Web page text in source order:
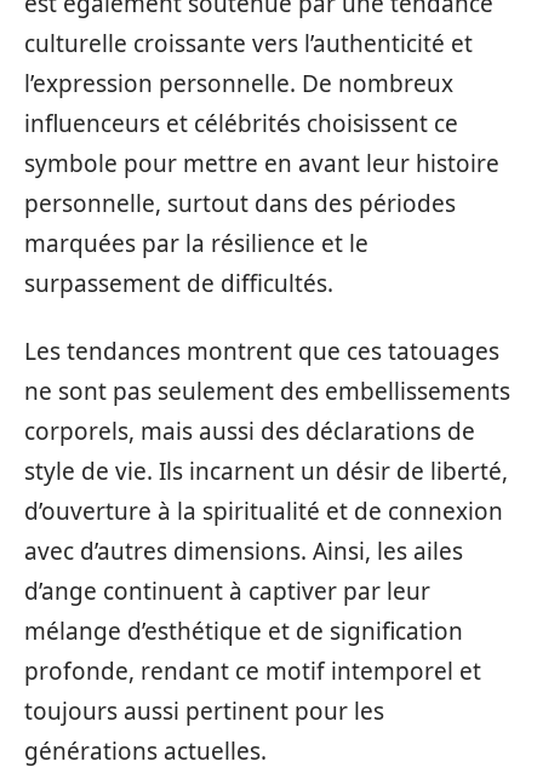
culturelle croissante vers l’authenticité et
l’expression personnelle. De nombreux
influenceurs et célébrités choisissent ce
symbole pour mettre en avant leur histoire
personnelle, surtout dans des périodes
marquées par la résilience et le
surpassement de difficultés.
Les tendances montrent que ces tatouages
ne sont pas seulement des embellissements
corporels, mais aussi des déclarations de
style de vie. Ils incarnent un désir de liberté,
d’ouverture à la spiritualité et de connexion
avec d’autres dimensions. Ainsi, les ailes
d’ange continuent à captiver par leur
mélange d’esthétique et de signification
profonde, rendant ce motif intemporel et
toujours aussi pertinent pour les
générations actuelles.